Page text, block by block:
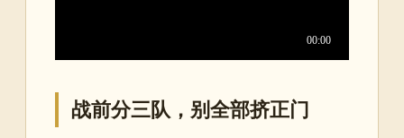
战前分三队，别全部挤正门